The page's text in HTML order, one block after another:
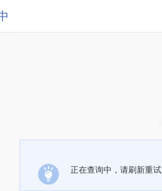
正在查询中，请刷新重试